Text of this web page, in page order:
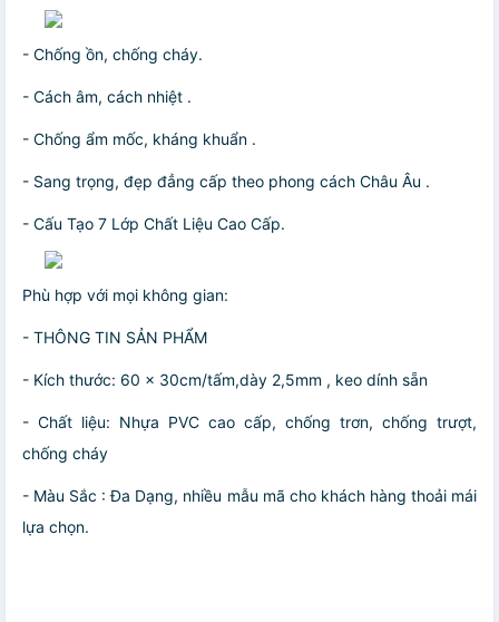
- Chống ồn, chống cháy.
- Cách âm, cách nhiệt .
- Chống ẩm mốc, kháng khuẩn .
- Sang trọng, đẹp đẳng cấp theo phong cách Châu Âu .
- Cấu Tạo 7 Lớp Chất Liệu Cao Cấp.
Phù hợp với mọi không gian:
- THÔNG TIN SẢN PHẨM
- Kích thước: 60 x 30cm/tấm,dày 2,5mm , keo dính sẵn
- Chất liệu: Nhựa PVC cao cấp, chống trơn, chống trượt,
chống cháy
- Màu Sắc : Đa Dạng, nhiều mẫu mã cho khách hàng thoải mái
lựa chọn.